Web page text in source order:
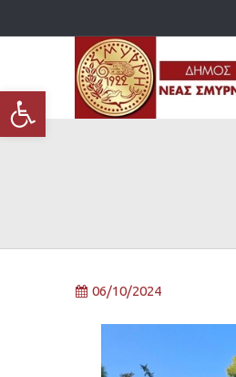
Ανοίξτε τη γραμμή εργαλείων
06/10/2024